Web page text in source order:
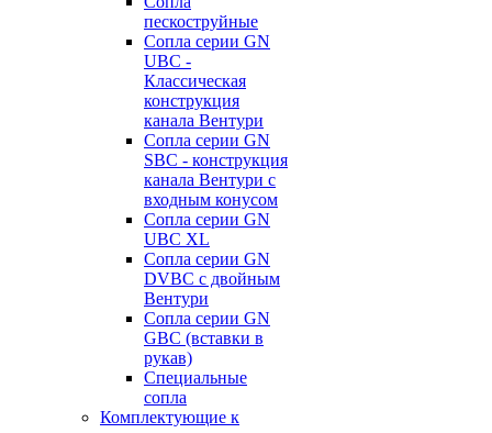
пескоструйные
Сопла серии GN
UBC -
Классическая
конструкция
канала Вентури
Сопла серии GN
SBC - конструкция
канала Вентури c
входным конусом
Сопла серии GN
UBC XL
Сопла серии GN
DVBC с двойным
Вентури
Сопла серии GN
GBC (вставки в
рукав)
Специальные
сопла
Комплектующие к